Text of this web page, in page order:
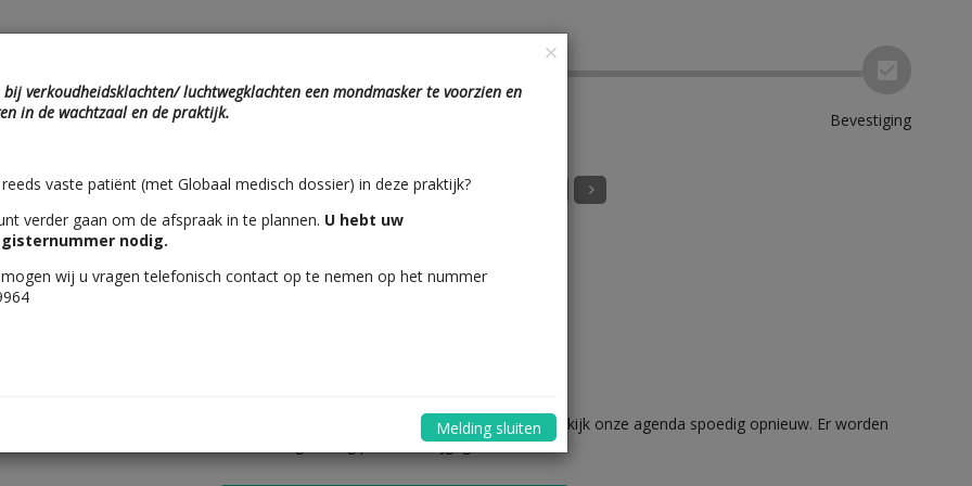
bij verkoudheidsklachten/ luchtwegklachten een mondmasker te voorzien en
in de wachtzaal en de praktijk.
vaste patiënt (met Globaal medisch dossier) in deze praktijk?
verder gaan om de afspraak in te plannen. U hebt uw
nodig.
mogen wij u vragen telefonisch contact op te nemen op het nummer
Melding sluiten
Bevestiging
vandaag Morgen Overmorgen
donderdag 6 augustus 2026
zijn geen online boekingen meer mogelijk. Selecteer een andere datum of herbekijk onze agenda spoedig opnieuw. Er worden
regelmatig plaatsen vrijgegeven.